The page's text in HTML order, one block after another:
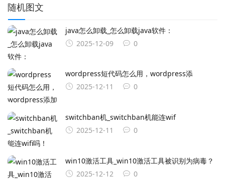
随机图文
java怎么卸载_怎么卸载java软件：
2025-12-09
0
wordpress短代码怎么用，wordpress添
2025-12-11
0
switchban机_switchban机能连wif
2025-12-11
0
win10激活工具_win10激活工具被识别为病毒？
2025-12-12
0